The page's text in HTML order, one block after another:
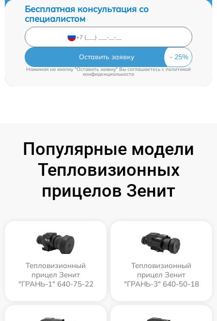
Бесплатная консультация со
специалистом
Оставить заявку
Нажимая на кнопку "Оставить заявку" Вы соглашаетесь cполитикой
конфиденциальности
Популярные модели
Тепловизионных
прицелов Зенит
Тепловизионный
прицел Зенит
"ГРАНЬ-1" 640-75-22
Тепловизионный
прицел Зенит
"ГРАНЬ-3" 640-50-18